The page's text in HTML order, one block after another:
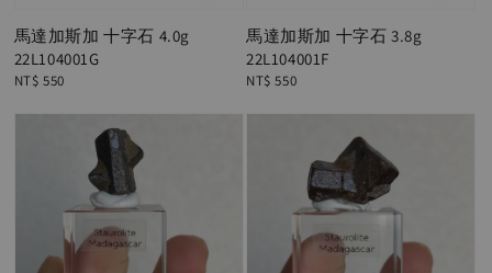
馬達加斯加 十字石 4.0g
22L104001G
Regular
NT$ 550
馬達加斯加 十字石 3.8g
22L104001F
Regular
NT$ 550